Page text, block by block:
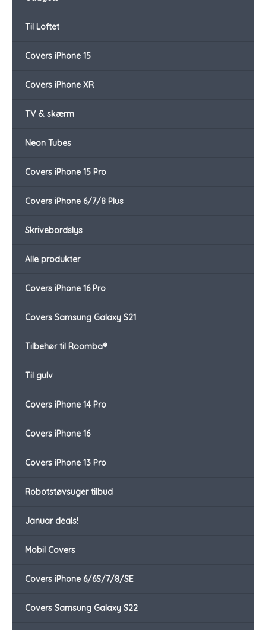
Til Loftet
Covers iPhone 15
Covers iPhone XR
TV & skærm
Neon Tubes
Covers iPhone 15 Pro
Covers iPhone 6/7/8 Plus
Skrivebordslys
Alle produkter
Covers iPhone 16 Pro
Covers Samsung Galaxy S21
Tilbehør til Roomba®
Til gulv
Covers iPhone 14 Pro
Covers iPhone 16
Covers iPhone 13 Pro
Robotstøvsuger tilbud
Januar deals!
Mobil Covers
Covers iPhone 6/6S/7/8/SE
Covers Samsung Galaxy S22